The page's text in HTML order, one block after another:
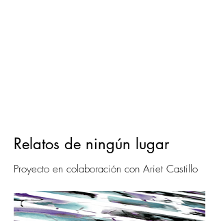
Relatos de ningún lugar
Proyecto en colaboración con Ariet Castillo